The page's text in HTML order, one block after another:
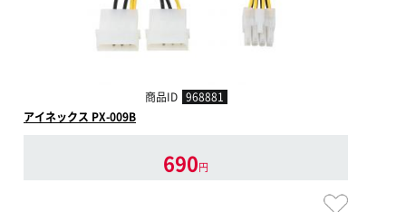
商品ID 968881
アイネックス PX-009B
690円